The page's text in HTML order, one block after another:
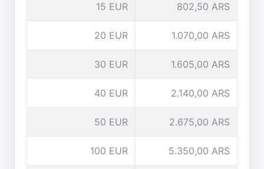
15 EUR 802,50 ARS
20 EUR 1.070,00 ARS
30 EUR 1.605,00 ARS
40 EUR 2.140,00 ARS
50 EUR 2.675,00 ARS
100 EUR 5.350,00 ARS